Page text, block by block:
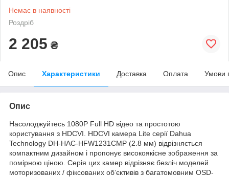
Немає в наявності
Роздріб
2 205 ₴
Опис Характеристики Доставка Оплата Умови
Опис
Насолоджуйтесь 1080P Full HD відео та простотою
користування з HDCVI. HDCVI камера Lite серії Dahua
Technology DH-HAC-HFW1231CMP (2.8 мм) відрізняється
компактним дизайном і пропонує високоякісне зображення за
помірною ціною. Серія цих камер відрізняє безліч моделей
моторизованих / фіксованих об’єктивів з багатомовним OSD-